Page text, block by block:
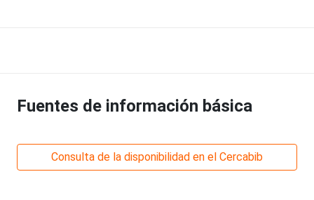
Fuentes de información básica
Consulta de la disponibilidad en el Cercabib